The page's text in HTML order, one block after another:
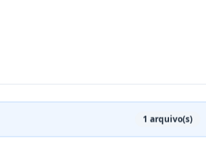
LOCAÇÃO
DE GA...
1 arquivo(s)